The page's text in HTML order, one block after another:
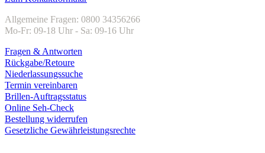
Allgemeine Fragen: 0800 34356266
Mo-Fr: 09-18 Uhr - Sa: 09-16 Uhr
Fragen & Antworten
Rückgabe/Retoure
Niederlassungssuche
Termin vereinbaren
Brillen-Auftragsstatus
Online Seh-Check
Bestellung widerrufen
Gesetzliche Gewährleistungsrechte